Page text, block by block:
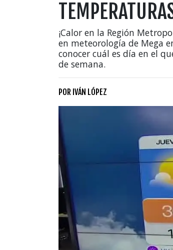
¡Calor en la Región
en meteorología de Mega
conocer cuál es día en el
de semana.
POR IVÁN LÓPEZ